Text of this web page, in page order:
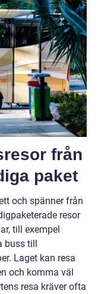
från
paket
och spänner från
resor
till exempel
buss till
Laget kan resa
och komma väl
resa kräver ofta